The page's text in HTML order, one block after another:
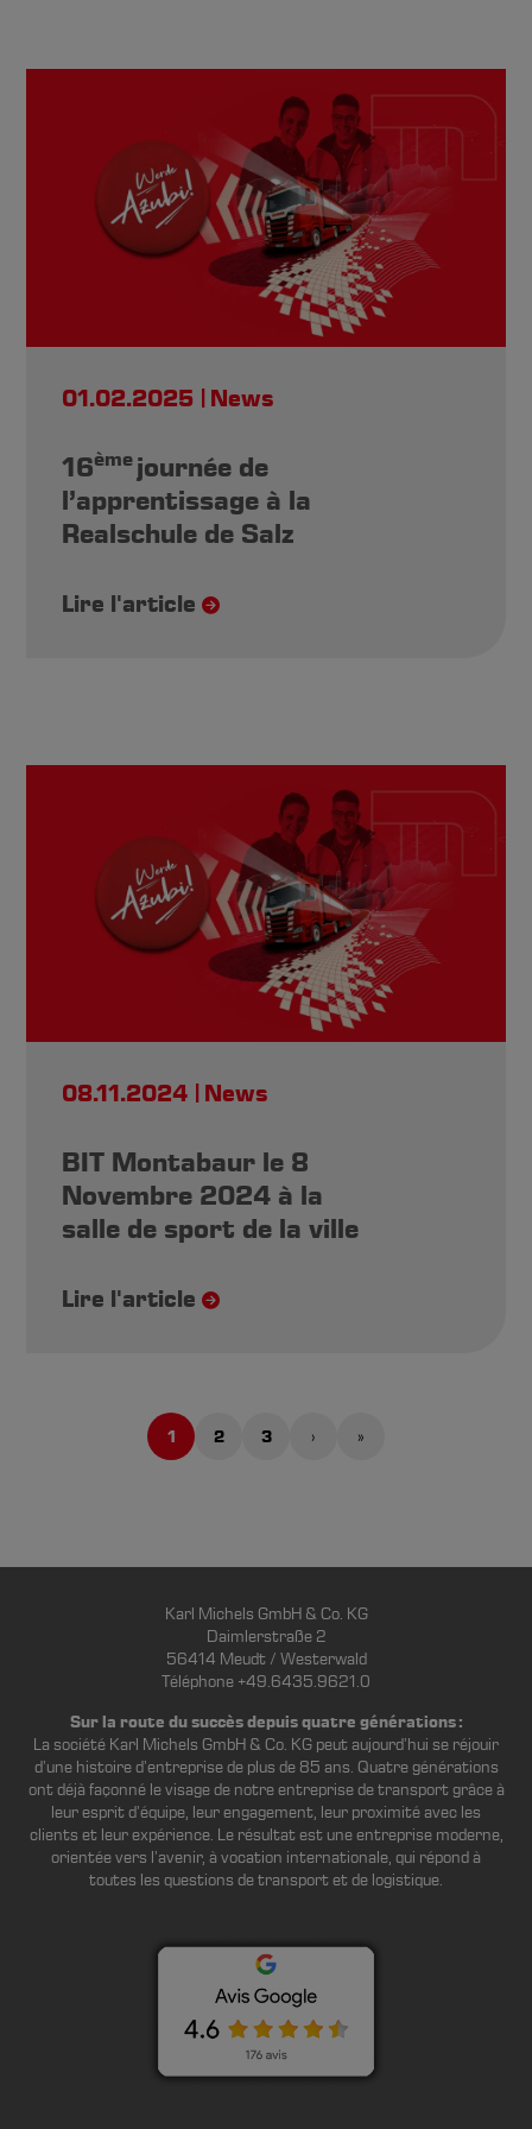
01.02.2025 News
16èmejournée de
l’apprentissage à la
Realschule de Salz
Lire l'article
08.11.2024 News
BIT Montabaur le 8
Novembre 2024 à la
salle de sport de la ville
Lire l'article
Page
1
Page
2
Page
3
Page
›
Dernière
»
Karl Michels GmbH & Co. KG
Daimlerstraße 2
56414 Meudt / Westerwald
Téléphone +49.6435.9621.0
Sur la route du succès depuis quatre générations :
La société Karl Michels GmbH & Co. KG peut aujourd’hui se réjouir
d’une histoire d’entreprise de plus de 85 ans. Quatre générations
ont déjà façonné le visage de notre entreprise de transport grâce à
leur esprit d’équipe, leur engagement, leur proximité avec les
clients et leur expérience. Le résultat est une entreprise moderne,
orientée vers l’avenir, à vocation internationale, qui répond à
toutes les questions de transport et de logistique.